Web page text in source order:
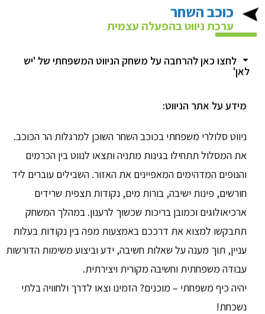
כוכב השחר
ערכת ניווט בהפעלה עצמית
לחצו כאן להרחבה על משחק הניווט המשפחתי של 'יש
לאן'
מידע על אתר הניווט:
ניווט סלולרי משפחתי בכוכב השחר השוכן למרגלות הר הכוכב.
את המסלול תתחילו בגינות מתניה ותצאו לנווט בין הכרמים
והנופים המדהימים המאפיינים את האזור. השבילים עוברים ליד
חורשים, פינות ישיבה, בורות מים, נקודות תצפית שרידים
ארכיאולוגים וכמובן בריכות שכשוך לרענון. במהלך המשחק
תתבקשו למצוא את דרככם באמצעות מפה בין נקודות בעלות
עניין, תוך מענה על שאלות חשיבה, ידע וביצוע משימות הדורשות
עבודה משפחתית וחשיבה מקורית ויצירתית.
יהיה כיף משפחתי – מוכנים? הזמינו וצאו לדרך ולחוויה בלתי
נשכחת!